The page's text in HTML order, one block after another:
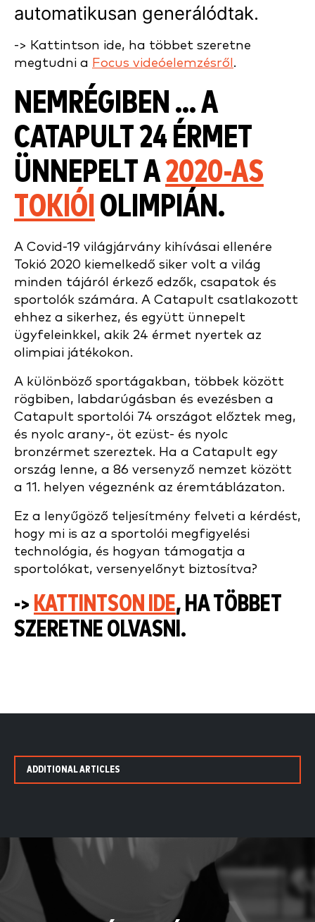
automatikusan generálódtak.
-> Kattintson ide, ha többet szeretne
megtudni a Focus videóelemzésről .
NEMRÉGIBEN ... A
CATAPULT 24 ÉRMET
ÜNNEPELT A2020-AS
TOKIÓI OLIMPIÁN.
A Covid-19 világjárvány kihívásai ellenére
Tokió 2020 kiemelkedő siker volt a világ
minden tájáról érkező edzők, csapatok és
sportolók számára. A Catapult csatlakozott
ehhez a sikerhez, és együtt ünnepelt
ügyfeleinkkel, akik 24 érmet nyertek az
olimpiai játékokon.
A különböző sportágakban, többek között
rögbiben, labdarúgásban és evezésben a
Catapult sportolói 74 országot előztek meg,
és nyolc arany-, öt ezüst- és nyolc
bronzérmet szereztek. Ha a Catapult egy
ország lenne, a 86 versenyző nemzet között
a 11. helyen végeznénk az éremtáblázaton.
Ez a lenyűgöző teljesítmény felveti a kérdést,
hogy mi is az a sportolói megfigyelési
technológia, és hogyan támogatja a
sportolókat, versenyelőnyt biztosítva?
-> KATTINTSON IDE, HA TÖBBET
SZERETNE OLVASNI.
ADDITIONAL ARTICLES